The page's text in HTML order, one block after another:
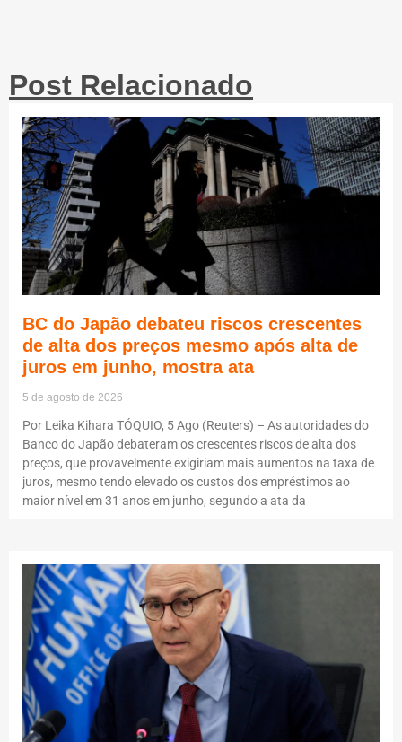
Post Relacionado
BC do Japão debateu riscos crescentes
de alta dos preços mesmo após alta de
juros em junho, mostra ata
5 de agosto de 2026
Por Leika Kihara TÓQUIO, 5 Ago (Reuters) – As autoridades do
Banco do Japão debateram os crescentes riscos de alta dos
preços, que provavelmente exigiriam mais aumentos na taxa de
juros, mesmo tendo elevado os custos dos empréstimos ao
maior nível em 31 anos em junho, segundo a ata da